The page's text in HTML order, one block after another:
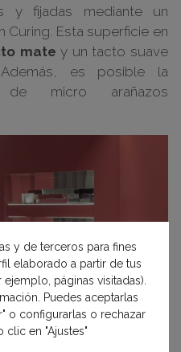
y fijadas mediante un
Esta superficie en
mate y un tacto suave
Además, es posible la
micro arañazos
y de terceros para fines
elaborado a partir de tus
páginas visitadas).
Puedes aceptarlas
o configurarlas o rechazar
clic en "Ajustes"